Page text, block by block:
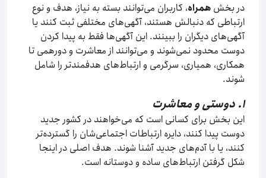
در بخش همراه، کاربران می‌توانند بسته به نیاز، هدف و نوع
ارتباطی که دنبالش هستند، آگهی‌های مختلفی ثبت کنند یا
آگهی‌های دیگران را ببینند. این آگهی‌ها فقط به پیدا کردن
دوست محدود نمی‌شوند و می‌توانند از معاشرت و دورهمی تا
همکاری، همیاری، سرگرمی و ارتباط‌های هدفمندتر را شامل
شوند.
۱. دوستی و معاشرت
این بخش برای کسانی است که می‌خواهند در کشور جدید
دوست پیدا کنند، دایره ارتباطات اجتماعی‌شان را گسترده‌تر
کنند، یا با آدم‌های جدید آشنا شوند. هدف اصلی در اینجا
شکل گرفتن ارتباط‌های ساده و دوستانه است.